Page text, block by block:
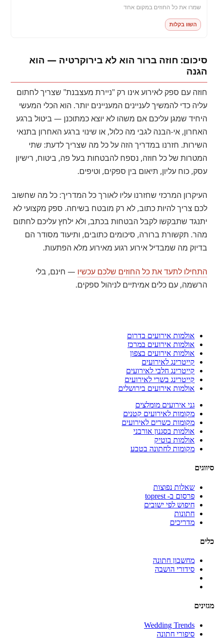
שמרו את כל החוזים במקום אחד
השוו בקלות
סיכום: חוזה ברור הוא לא בירוקרטיה — הוא
הגנה
חוזה עם ספק לאירוע אינו רק "ניירת מעצבנת" שצריך לחתום
עליה כדי להמשיך לעניינים המעניינים יותר. הוא הכלי המעשי
היחיד שמגן עליכם אם משהו לא יוצא כמתוכנן — ביטול ברגע
האחרון, אי-הבנה לגבי מה כלול, או שינוי ברגע האחרון בתנאי
השירות. חזרנו במדריך הזה על כל מה שצריך לדעת: שתי
המטרות של כל חוזה, נספח להבטחות בעל פה, ביטוח, רישיון
עסק, כוח עליון, תיאום בין ספקים, וטיפים.
העיקרון המרכזי שחזרנו עליו לאורך כל המדריך: כל מה שחשוב
לכם צריך להיות כתוב, לא רק מובטח בשיחה. ספק מקצועי לא
יתנגד שתבקשו לקבל הבטחות בכתב, ולא ילחץ עליכם לחתום
מהר. תקשורת ברורה, סיכומים כתובים, ותיעוד מסודר הם
בדיוק מה שמבדיל אירוע רגוע מאירוע מלא הפתעות.
התחילו לתעד את כל החוזים שלכם עכשיו — חינם, בלי
הרשמה, עם כלים אמיתיים לניהול ספקים.
אולמות אירועים בדרום
אולמות אירועים במרכז
אולמות אירועים בצפון
קייטרינג לאירועים
קייטרינג חלבי לאירועים
קייטרינג בשרי לאירועים
אולמות אירועים בירושלים
גני אירועים מומלצים
מקומות לאירועים קטנים
מקומות כשרים לאירועים
אולמות בסגנון אורבני
אולמות בוטיק
מקומות לחתונה בטבע
סיווגים
שאלות נפוצות
פרסום ב- toprest
חיפוש לפי ישובים
חתונות
מדריכים
כלים
מחשבון חתונה
סידורי הושבה
מגזינים
Wedding Trends
סיפורי חתונה